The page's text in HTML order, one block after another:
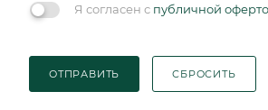
Я согласен с публичной
ОТПРАВИТЬ СБРОСИТЬ